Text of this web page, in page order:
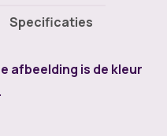
Specificaties
afbeelding is de kleur